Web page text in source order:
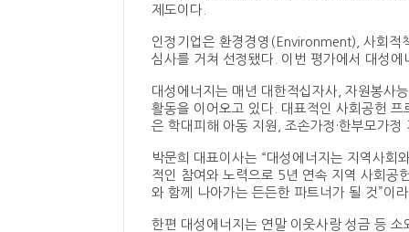
제도이다.
인정기업은 환경경영(Environment), 사회
심사를 거쳐 선정됐다. 이번 평가에서 대성
대성에너지는 매년 대한적십자사, 자원봉사
활동을 이어오고 있다. 대표적인 사회공헌
은 학대피해 아동 지원, 조손가정·한부모가
박문희 대표이사는 “대성에너지는 지역사회
적인 참여와 노력으로 5년 연속 지역 사회공
와 함께 나아가는 든든한 파트너가 될 것”이
한편 대성에너지는 연말 이웃사랑 성금 등 소